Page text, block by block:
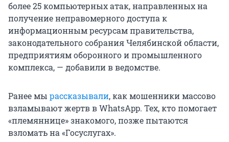
более 25 компьютерных атак, направленных на
получение неправомерного доступа к
информационным ресурсам правительства,
законодательного собрания Челябинской области,
предприятиям оборонного и промышленного
комплекса, — добавили в ведомстве.
Ранее мы рассказывали, как мошенники массово
взламывают жертв в WhatsApp. Тех, кто помогает
«племяннице» знакомого, позже пытаются
взломать на «Госуслугах».